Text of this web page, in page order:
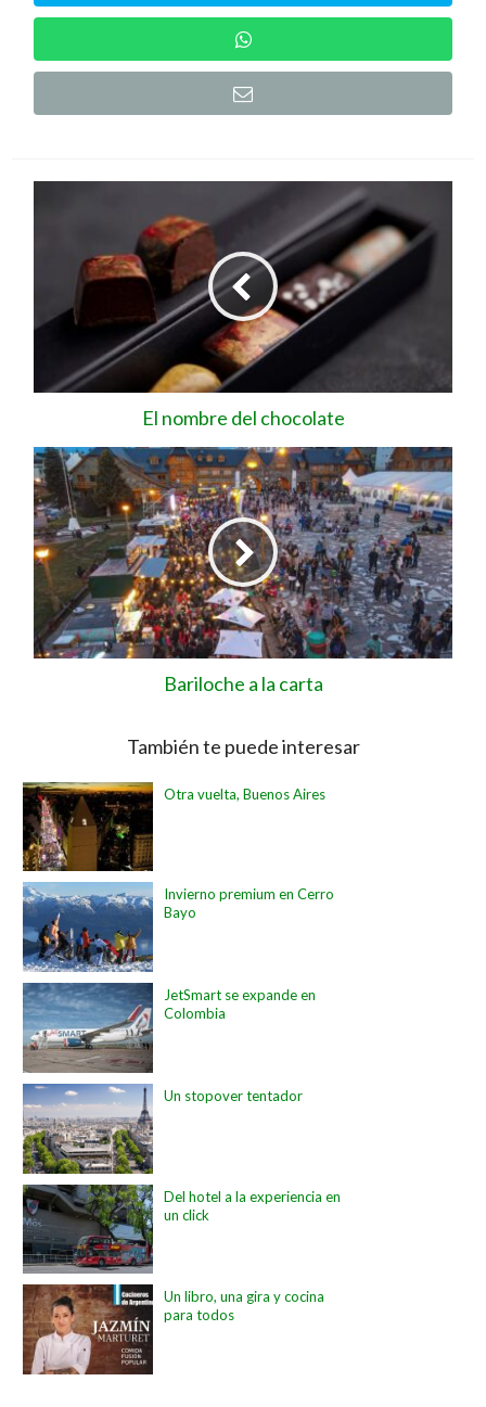
El nombre del chocolate
Bariloche a la carta
También te puede interesar
Otra vuelta, Buenos Aires
Invierno premium en Cerro
Bayo
JetSmart se expande en
Colombia
Un stopover tentador
Del hotel a la experiencia en
un click
Un libro, una gira y cocina
para todos